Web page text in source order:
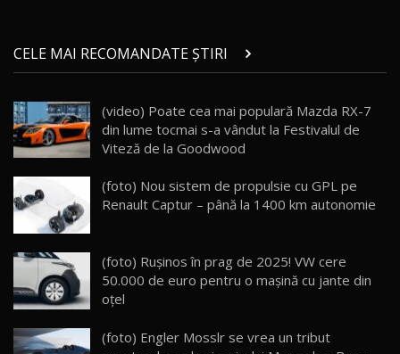
21
Micul BYD Dolphin Surf / Test Drive
AutoBlog.MD
16:59
22
Noua Mazda 6e / Test Drive AutoBlog.MD
26:59
23
Lynk & Co 01 / Test Drive AutoBlog.MD
25:19
ZEEKR 009: Cel mai Performant și Confortabil
Van Electric Testat în Moldova / AutoBlog.MD
26:38
25
mai Exclusiv și Puternic Defender Testat în
CELE MAI RECOMANDATE ȘTIRI
(video) Poate cea mai populară Mazda RX-7
din lume tocmai s-a vândut la Festivalul de
Viteză de la Goodwood
(foto) Nou sistem de propulsie cu GPL pe
Renault Captur – până la 1400 km autonomie
(foto) Rușinos în prag de 2025! VW cere
50.000 de euro pentru o mașină cu jante din
oțel
(foto) Engler Mosslr se vrea un tribut